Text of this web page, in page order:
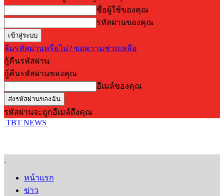
ชื่อผู้ใช้ของคุณ
รหัสผ่านของคุณ
ลืมรหัสผ่านหรือไม่? ขอความช่วยเหลือ
กู้คืนรหัสผ่าน
กู้คืนรหัสผ่านของคุณ
อีเมล์ของคุณ
รหัสผ่านจะถูกอีเมล์ถึงคุณ
TBT NEWS
หน้าแรก
ข่าว